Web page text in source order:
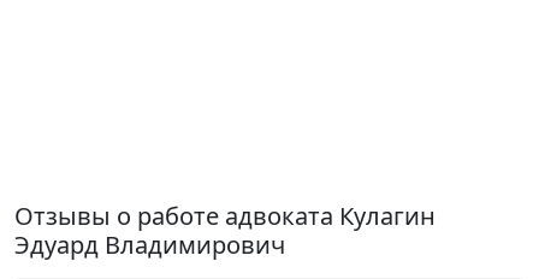
Отзывы о работе адвоката Кулагин
Эдуард Владимирович